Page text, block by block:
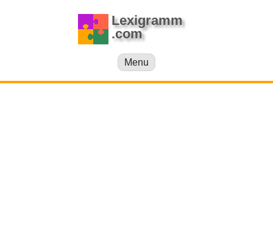
Lexigramm
.com
Menu